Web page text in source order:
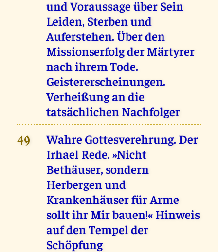
und Voraussage über Sein
Leiden, Sterben und
Auferstehen. Über den
Missionserfolg der Märtyrer
nach ihrem Tode.
Geistererscheinungen.
Verheißung an die
tatsächlichen Nachfolger
49
Wahre Gottesverehrung. Der
Irhael Rede. »Nicht
Bethäuser, sondern
Herbergen und
Krankenhäuser für Arme
sollt ihr Mir bauen!« Hinweis
auf den Tempel der
Schöpfung